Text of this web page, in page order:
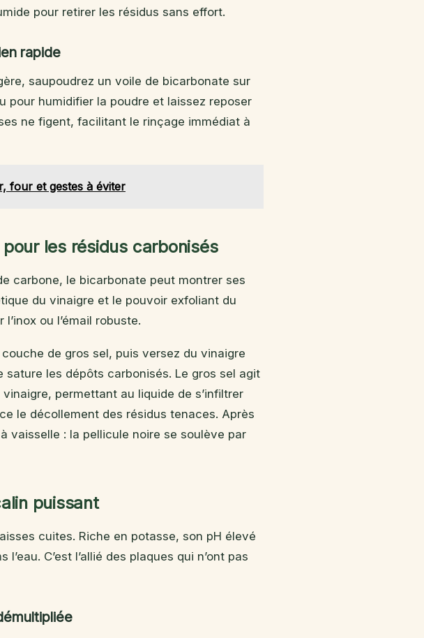
pour retirer les résidus sans effort.
rapide
saupoudrez un voile de bicarbonate sur
pour humidifier la poudre et laissez reposer
ne figent, facilitant le rinçage immédiat à
four et gestes à éviter
les résidus carbonisés
carbone, le bicarbonate peut montrer ses
du vinaigre et le pouvoir exfoliant du
ou l’émail robuste.
de gros sel, puis versez du vinaigre
sature les dépôts carbonisés. Le gros sel agit
vinaigre, permettant au liquide de s’infiltrer
le décollement des résidus tenaces. Après
vaisselle : la pellicule noire se soulève par
puissant
cuites. Riche en potasse, son pH élevé
C’est l’allié des plaques qui n’ont pas